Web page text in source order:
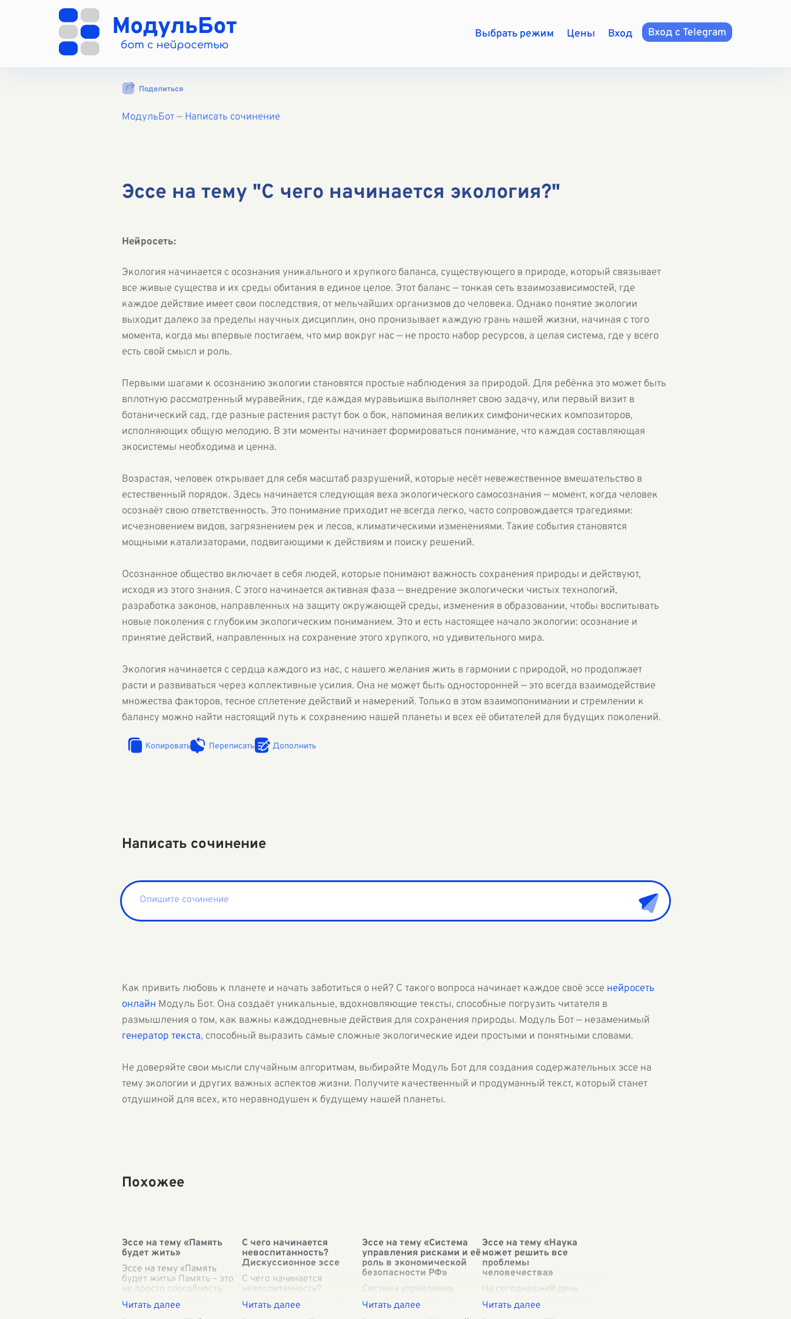
Выбрать режим Цены Вход Вход с Telegram
Поделиться
МодульБот— Написать сочинение
Эссе на тему "С чего начинается экология?"
Нейросеть:
Экология начинается с осознания уникального и хрупкого баланса, существующего в природе, который связывает
все живые существа и их среды обитания в единое целое. Этот баланс — тонкая сеть взаимозависимостей, где
каждое действие имеет свои последствия, от мельчайших организмов до человека. Однако понятие экологии
выходит далеко за пределы научных дисциплин, оно пронизывает каждую грань нашей жизни, начиная с того
момента, когда мы впервые постигаем, что мир вокруг нас — не просто набор ресурсов, а целая система, где у всего
есть свой смысл и роль.
Первыми шагами к осознанию экологии становятся простые наблюдения за природой. Для ребёнка это может быть
вплотную рассмотренный муравейник, где каждая муравьишка выполняет свою задачу, или первый визит в
ботанический сад, где разные растения растут бок о бок, напоминая великих симфонических композиторов,
исполняющих общую мелодию. В эти моменты начинает формироваться понимание, что каждая составляющая
экосистемы необходима и ценна.
Возрастая, человек открывает для себя масштаб разрушений, которые несёт невежественное вмешательство в
естественный порядок. Здесь начинается следующая веха экологического самосознания — момент, когда человек
осознаёт свою ответственность. Это понимание приходит не всегда легко, часто сопровождается трагедиями:
исчезновением видов, загрязнением рек и лесов, климатическими изменениями. Такие события становятся
мощными катализаторами, подвигающими к действиям и поиску решений.
Осознанное общество включает в себя людей, которые понимают важность сохранения природы и действуют,
исходя из этого знания. С этого начинается активная фаза — внедрение экологически чистых технологий,
разработка законов, направленных на защиту окружающей среды, изменения в образовании, чтобы воспитывать
новые поколения с глубоким экологическим пониманием. Это и есть настоящее начало экологии: осознание и
принятие действий, направленных на сохранение этого хрупкого, но удивительного мира.
Экология начинается с сердца каждого из нас, с нашего желания жить в гармонии с природой, но продолжает
расти и развиваться через коллективные усилия. Она не может быть односторонней — это всегда взаимодействие
множества факторов, тесное сплетение действий и намерений. Только в этом взаимопонимании и стремлении к
балансу можно найти настоящий путь к сохранению нашей планеты и всех её обитателей для будущих поколений.
Копировать Переписать Дополнить
Написать сочинение
Как привить любовь к планете и начать заботиться о ней? С такого вопроса начинает каждое своё эссе нейросеть
онлайн Модуль Бот. Она создаёт уникальные, вдохновляющие тексты, способные погрузить читателя в
размышления о том, как важны каждодневные действия для сохранения природы. Модуль Бот — незаменимый
генератор текста, способный выразить самые сложные экологические идеи простыми и понятными словами.
Не доверяйте свои мысли случайным алгоритмам, выбирайте Модуль Бот для создания содержательных эссе на
тему экологии и других важных аспектов жизни. Получите качественный и продуманный текст, который станет
отдушиной для всех, кто неравнодушен к будущему нашей планеты.
Похожее
Эссе на тему «Память
будет жить»
Эссе на тему «Память
будет жить» Память – это
не просто способность
хранить и извлекать
информацию. Это
С чего начинается
невоспитанность?
Дискуссионное эссе
С чего начинается
невоспитанность?
Невоспитанность — один
из тех вездесущих, едва
Эссе на тему «Система
управления рисками и её
роль в экономической
безопасности РФ»
Система управления
рисками и её роль в
экономической
Эссе на тему «Наука
может решить все
проблемы
человечества»
На сегодняшний день
наука представляет собой
мощный двигатель